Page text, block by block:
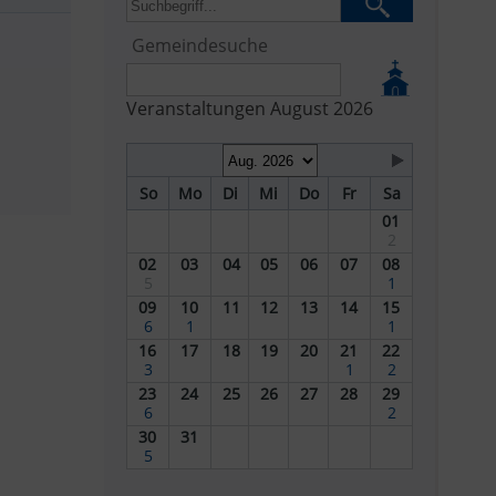
Gemeindesuche
Veranstaltungen August 2026
So Mo Di Mi Do Fr
Sa
01
2
02
5
03 04 05 06 07
08
1
09
6
10
1
11 12 13 14
15
1
16
3
17 18 19 20
21
1
22
2
23
6
24 25 26 27 28
29
2
30
5
31